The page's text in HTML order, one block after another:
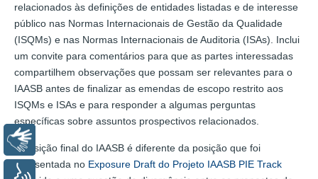
relacionados às definições de entidades listadas e de interesse
público nas Normas Internacionais de Gestão da Qualidade
(ISQMs) e nas Normas Internacionais de Auditoria (ISAs). Inclui
um convite para comentários para que as partes interessadas
compartilhem observações que possam ser relevantes para o
IAASB antes de finalizar as emendas de escopo restrito aos
ISQMs e ISAs e para responder a algumas perguntas
específicas sobre assuntos prospectivos relacionados.
A posição final do IAASB é diferente da posição que foi
apresentada no Exposure Draft do Projeto IAASB PIE Track